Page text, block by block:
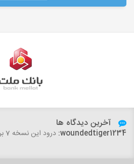
آخرین دیدگاه ها
woundedtiger1234: درود این نسخه 7 برای مکس 2025 هم جوابه؟...